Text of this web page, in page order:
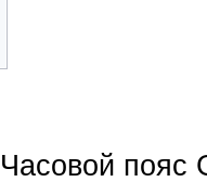
Часовой пояс